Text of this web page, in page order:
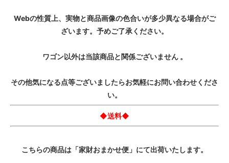
Webの性質上、実物と商品画像の色合いが多少異なる場合がご
ざいます。予めご了承ください。
ワゴン以外は当該商品と関係ございません 。
その他気になる点等ございましたらお気軽にお問い合わせくださ
い。
◆送料◆
こちらの商品は「家財おまかせ便」にて出荷いたします。